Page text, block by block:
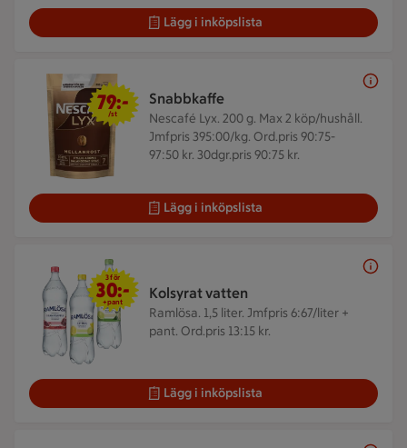
Lägg i inköpslista
Snabbkaffe
Nescafé Lyx. 200 g. Max 2 köp/hushåll.
Jmfpris 395:00/kg. Ord.pris 90:75-
97:50 kr. 30dgr.pris 90:75 kr.
79 kr/st
79:-
/st
Lägg i inköpslista
Kolsyrat vatten
Ramlösa. 1,5 liter. Jmfpris 6:67/liter +
pant. Ord.pris 13:15 kr.
3 för 30 kr
3 för
30:-
+pant
Lägg i inköpslista